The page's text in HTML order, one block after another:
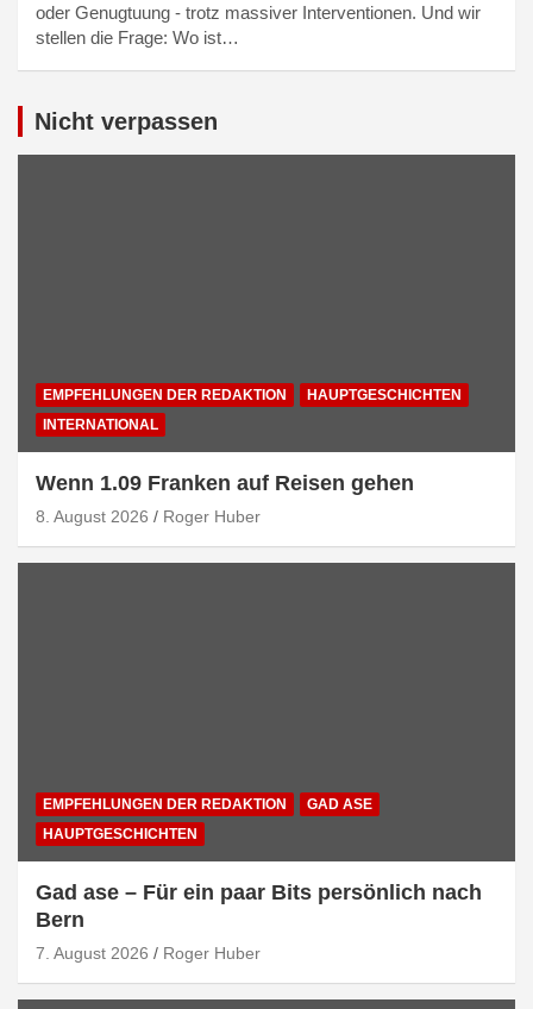
oder Genugtuung - trotz massiver Interventionen. Und wir
stellen die Frage: Wo ist…
Nicht verpassen
EMPFEHLUNGEN DER REDAKTION
HAUPTGESCHICHTEN
INTERNATIONAL
Wenn 1.09 Franken auf Reisen gehen
8. August 2026 Roger Huber
EMPFEHLUNGEN DER REDAKTION
GAD ASE
HAUPTGESCHICHTEN
Gad ase – Für ein paar Bits persönlich nach
Bern
7. August 2026 Roger Huber